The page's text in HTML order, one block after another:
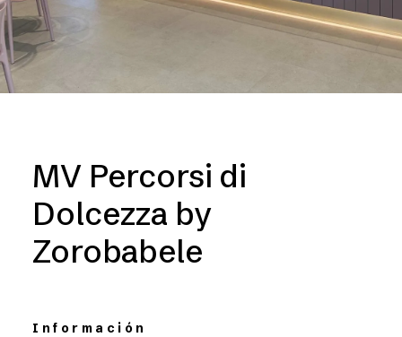
MV Percorsi di
Dolcezza by
Zorobabele
Información